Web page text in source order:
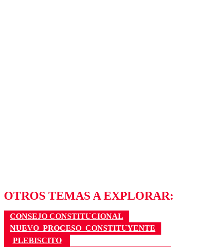
OTROS TEMAS A EXPLORAR:
CONSEJO CONSTITUCIONAL
NUEVO_PROCESO_CONSTITUYENTE
PLEBISCITO